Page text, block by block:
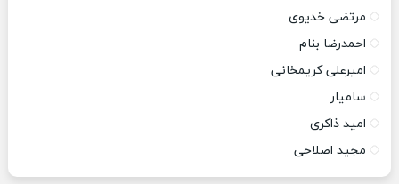
مرتضی خدیوی
احمدرضا بنام
امیرعلی کریمخانی
سامیار
امید ذاکری
مجید اصلاحی